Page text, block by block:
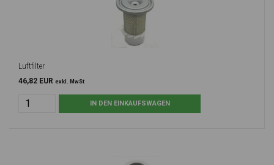
Luftfilter
46,82 EUR exkl. MwSt